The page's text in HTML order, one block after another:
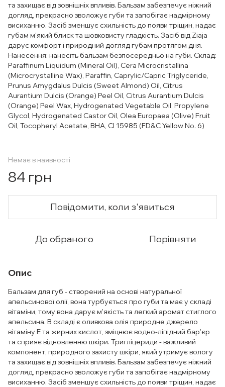
та захищає від зовнішніх впливів. Бальзам забезпечує ніжний
догляд, прекрасно зволожує губи та запобігає надмірному
висиханню. Засіб зменшує схильність до появи тріщин, надає
губам м'який блиск та шовковисту гладкість. Засіб від Ziaja
дарує комфорт і природний догляд губам протягом дня.
Нанесення: нанесіть бальзам безпосередньо на губи. Склад:
Paraffinum Liquidum (Mineral Oil), Cera Microcristallina
(Microcrystalline Wax), Paraffin, Caprylic/Capric Triglyceride,
Prunus Amygdalus Dulcis (Sweet Almond) Oil, Citrus
Aurantium Dulcis (Orange) Peel Oil, Citrus Aurantium Dulcis
(Orange) Peel Wax, Hydrogenated Vegetable Oil, Propylene
Glycol, Hydrogenated Castor Oil, Olea Europaea (Olive) Fruit
Oil, Tocopheryl Acetate, BHA, CI 15985 (FD&C Yellow No. 6)
Немає в наявності
84 грн
Повідомити, коли з'явиться
До обраного Порівняти
Опис
Бальзам для губ - створений на основі натуральної
апельсинової олії, вона турбується про губи та має у складі
вітаміни, тому вона дарує м'якість та легкий аромат стиглого
апельсина. В складі є оливкова олія природне джерело
вітаміну Е та жирних кислот, зміцнює водно-ліпідний бар'єр
та сприяє відновленню шкіри. Тригліцериди - важливий
компонент, природного захисту шкіри, який утримує вологу
та захищає від зовнішніх впливів. Бальзам забезпечує ніжний
догляд, прекрасно зволожує губи та запобігає надмірному
висиханню. Засіб зменшує схильність до появи тріщин, надає